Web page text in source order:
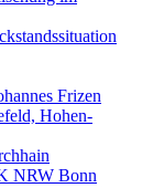
Frizen
Hohen-
NRW Bonn